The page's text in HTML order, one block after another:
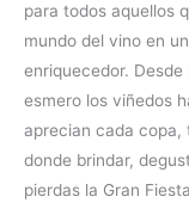
para todos aquellos
mundo del vino en
enriquecedor.
esmero los viñedos
aprecian cada copa,
donde brindar,
pierdas la Gran